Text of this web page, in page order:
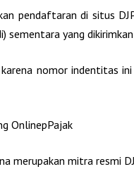
pendaftaran di situs
sementara yang
nomor indentitas
OnlinepPajak
merupakan mitra resmi